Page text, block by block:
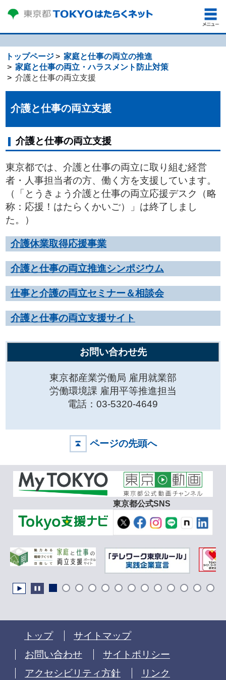
トップページ
家庭と仕事の両立の推進
家庭と仕事の両立・ハラスメント防止対策
介護と仕事の両立支援
介護と仕事の両立支援
介護と仕事の両立支援
東京都では、介護と仕事の両立に取り組む経営
者・人事担当者の方、働く方を支援しています。
（「とうきょう介護と仕事の両立応援デスク（略
称：応援！はたらくかいご）」は終了しまし
た。）
介護休業取得応援事業
介護と仕事の両立推進シンポジウム
仕事と介護の両立セミナー＆相談会
介護と仕事の両立支援サイト
お問い合わせ先
東京都産業労働局 雇用就業部
労働環境課 雇用平等推進担当
電話：03-5320-4649
ページの先頭へ
東京都公式SNS
トップ
サイトマップ
お問い合わせ
サイトポリシー
アクセシビリティ方針
リンク